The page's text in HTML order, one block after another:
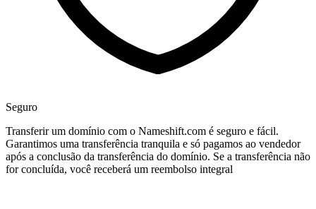
Seguro
Transferir um domínio com o Nameshift.com é seguro e fácil.
Garantimos uma transferência tranquila e só pagamos ao vendedor
após a conclusão da transferência do domínio. Se a transferência não
for concluída, você receberá um reembolso integral